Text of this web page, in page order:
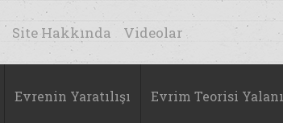
Site Hakkında Videolar
Evrenin Yaratılışı Evrim Teorisi Yalanı